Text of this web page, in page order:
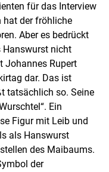
für das Interview
hat der fröhliche
Aber es bedrückt
Hanswurst nicht
Johannes Rupert
dar. Das ist
tatsächlich so. Seine
Ein
Figur mit Leib und
als Hanswurst
des Maibaums.
der